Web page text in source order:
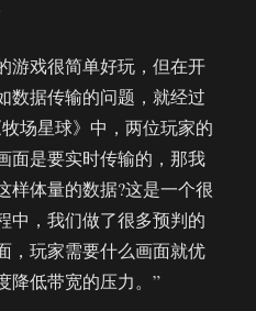
游戏很简单好玩，但在开
数据传输的问题，就经过
场星球》中，两位玩家的
面是要实时传输的，那我
样体量的数据?这是一个很
中，我们做了很多预判的
，玩家需要什么画面就优
降低带宽的压力。”